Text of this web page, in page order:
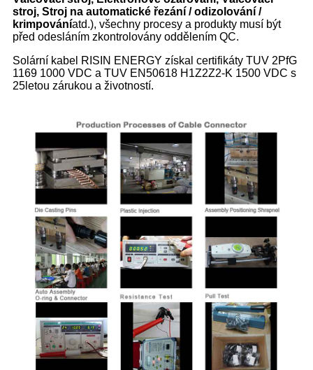
stroj, Stroj na automatické řezání / odizolování /
krimpováníatd.), všechny procesy a produkty musí být
před odesláním zkontrolovány oddělením QC.
Solární kabel RISIN ENERGY získal certifikáty TUV 2PfG
1169 1000 VDC a TUV EN50618 H1Z2Z2-K 1500 VDC s
25letou zárukou a životností.